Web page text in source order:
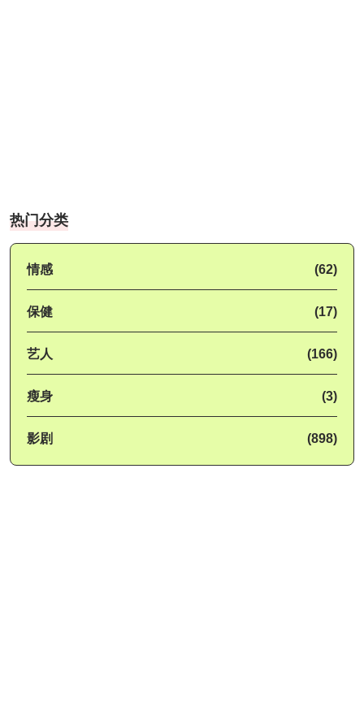
热门分类
情感 (62)
保健 (17)
艺人 (166)
瘦身 (3)
影剧 (898)